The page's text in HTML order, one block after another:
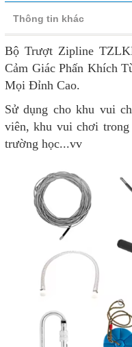
Thông tin khác
Bộ Trượt Zipline
Cảm Giác Phấn Khích
Mọi Đỉnh Cao.
Sử dụng cho khu vui
viên, khu vui chơi
trường học...vv